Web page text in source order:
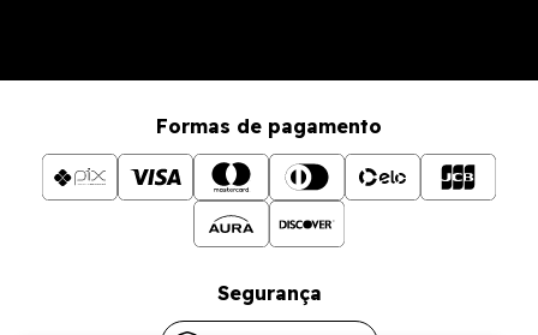
Formas de pagamento
Segurança